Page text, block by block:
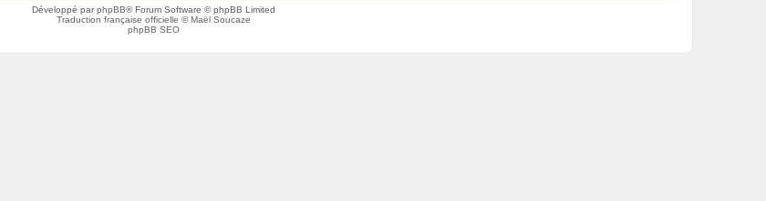
Développé parphpBB® Forum Software © phpBB Limited
Traduction française officielle ©Maël Soucaze
phpBB SEO